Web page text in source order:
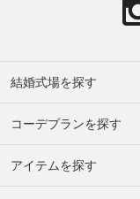
結婚式場を探す
コーデプランを探す
アイテムを探す